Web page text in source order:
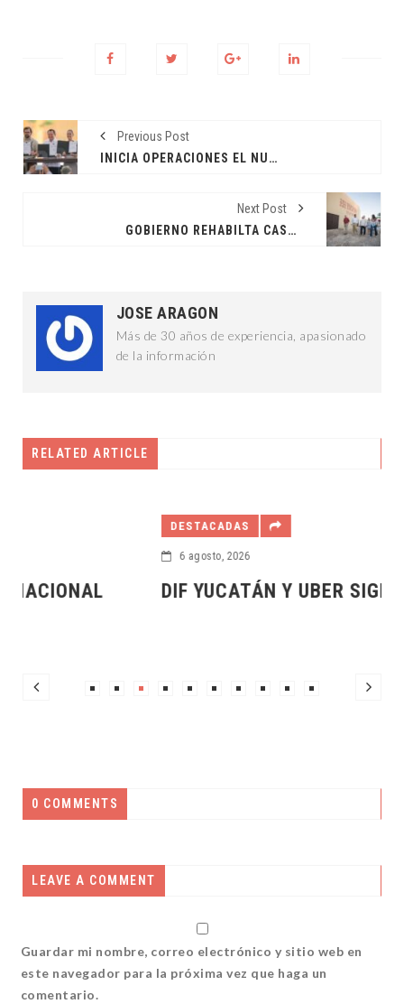
Previous Post
INICIA OPERACIONES EL NUEVO HOSPITAL O´HORAN
Next Post
GOBIERNO REHABILTA CASA DE LA CULTURA DE TEKIT
JOSE ARAGON
Más de 30 años de experiencia, apasionado
de la información
RELATED ARTICLE
DIF YUCATÁN Y UBER SIGNAN CONVENIO
0 COMMENTS
LEAVE A COMMENT
Guardar mi nombre, correo electrónico y sitio web en
este navegador para la próxima vez que haga un
comentario.